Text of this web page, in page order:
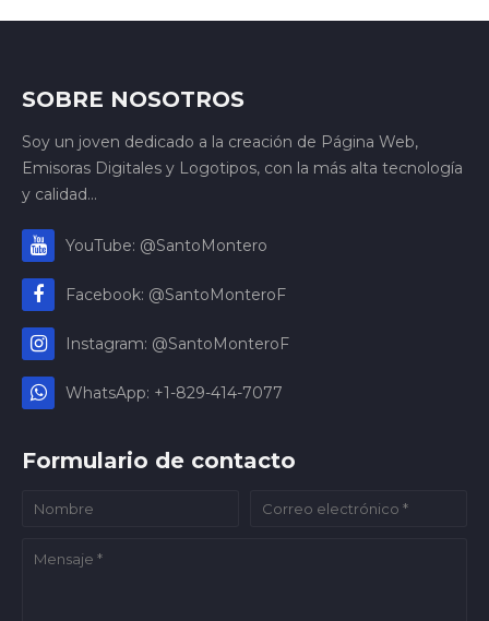
SOBRE NOSOTROS
Soy un joven dedicado a la creación de Página Web,
Emisoras Digitales y Logotipos, con la más alta tecnología
y calidad...
YouTube: @SantoMontero
Facebook: @SantoMonteroF
Instagram: @SantoMonteroF
WhatsApp: +1-829-414-7077
Formulario de contacto